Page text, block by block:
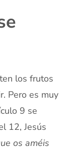
los frutos
Pero es muy
9 se
12, Jesús
os améis